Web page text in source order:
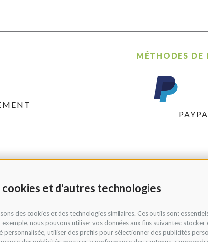
cookies et d'autres technologies
des cookies et des technologies similaires. Ces outils sont
nous pouvons utiliser vos données aux fins suivantes:
utiliser des profils pour sélectionner des publicités
MÉTHODES DE